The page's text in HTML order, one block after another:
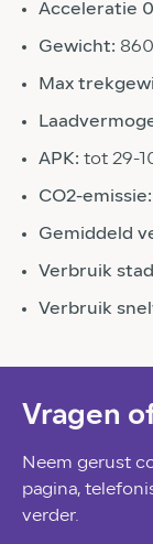
Acceleratie
Gewicht:
Max
APK: tot 29-
CO2-emissie:
Gemiddeld
Verbruik
Verbruik
Vragen
Neem gerust
pagina,
verder.